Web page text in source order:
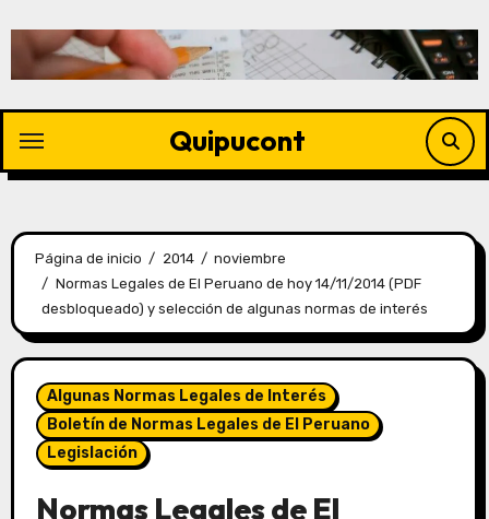
Quipucont
Página de inicio 2014
noviembre
Normas Legales de El Peruano de hoy 14/11/2014 (PDF
desbloqueado) y selección de algunas normas de interés
Algunas Normas Legales de Interés
Boletín de Normas Legales de El Peruano
Legislación
Normas Legales de El